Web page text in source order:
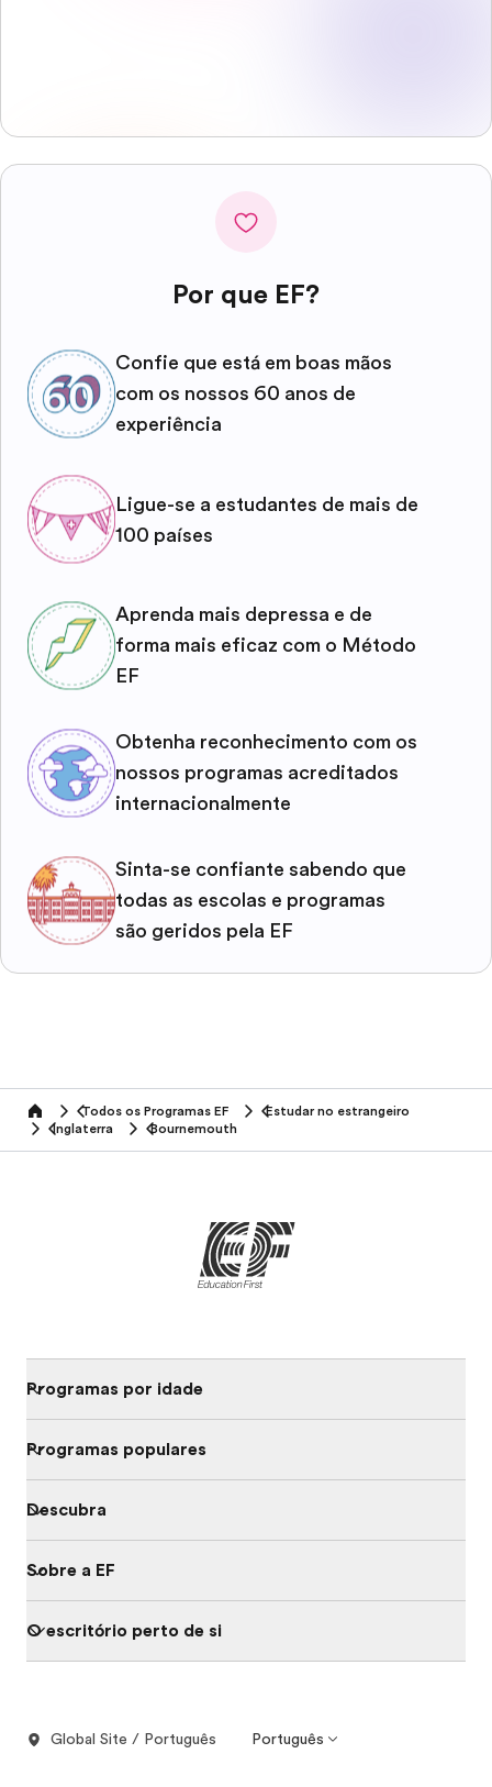
Por que EF?
Confie que está em boas mãos
com os nossos 60 anos de
experiência
Ligue-se a estudantes de mais de
100 países
Aprenda mais depressa e de
forma mais eficaz com o Método
EF
Obtenha reconhecimento com os
nossos programas acreditados
internacionalmente
Sinta-se confiante sabendo que
todas as escolas e programas
são geridos pela EF
home Todos os Programas EF
Estudar no estrangeiro
Inglaterra
Bournemouth
Programas por idade
Programas populares
Descubra
Sobre a EF
O escritório perto de si
Global Site / Português Português